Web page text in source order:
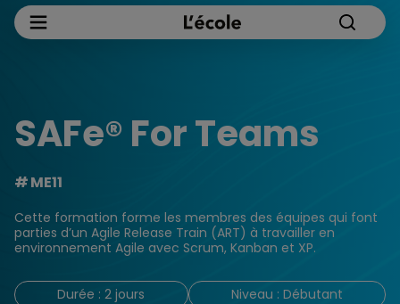
SAFe® For Teams
ME11
Cette formation forme les membres des équipes qui font
parties d’un Agile Release Train (ART) à travailler en
environnement Agile avec Scrum, Kanban et XP.
Durée : 2 jours
Niveau : Débutant